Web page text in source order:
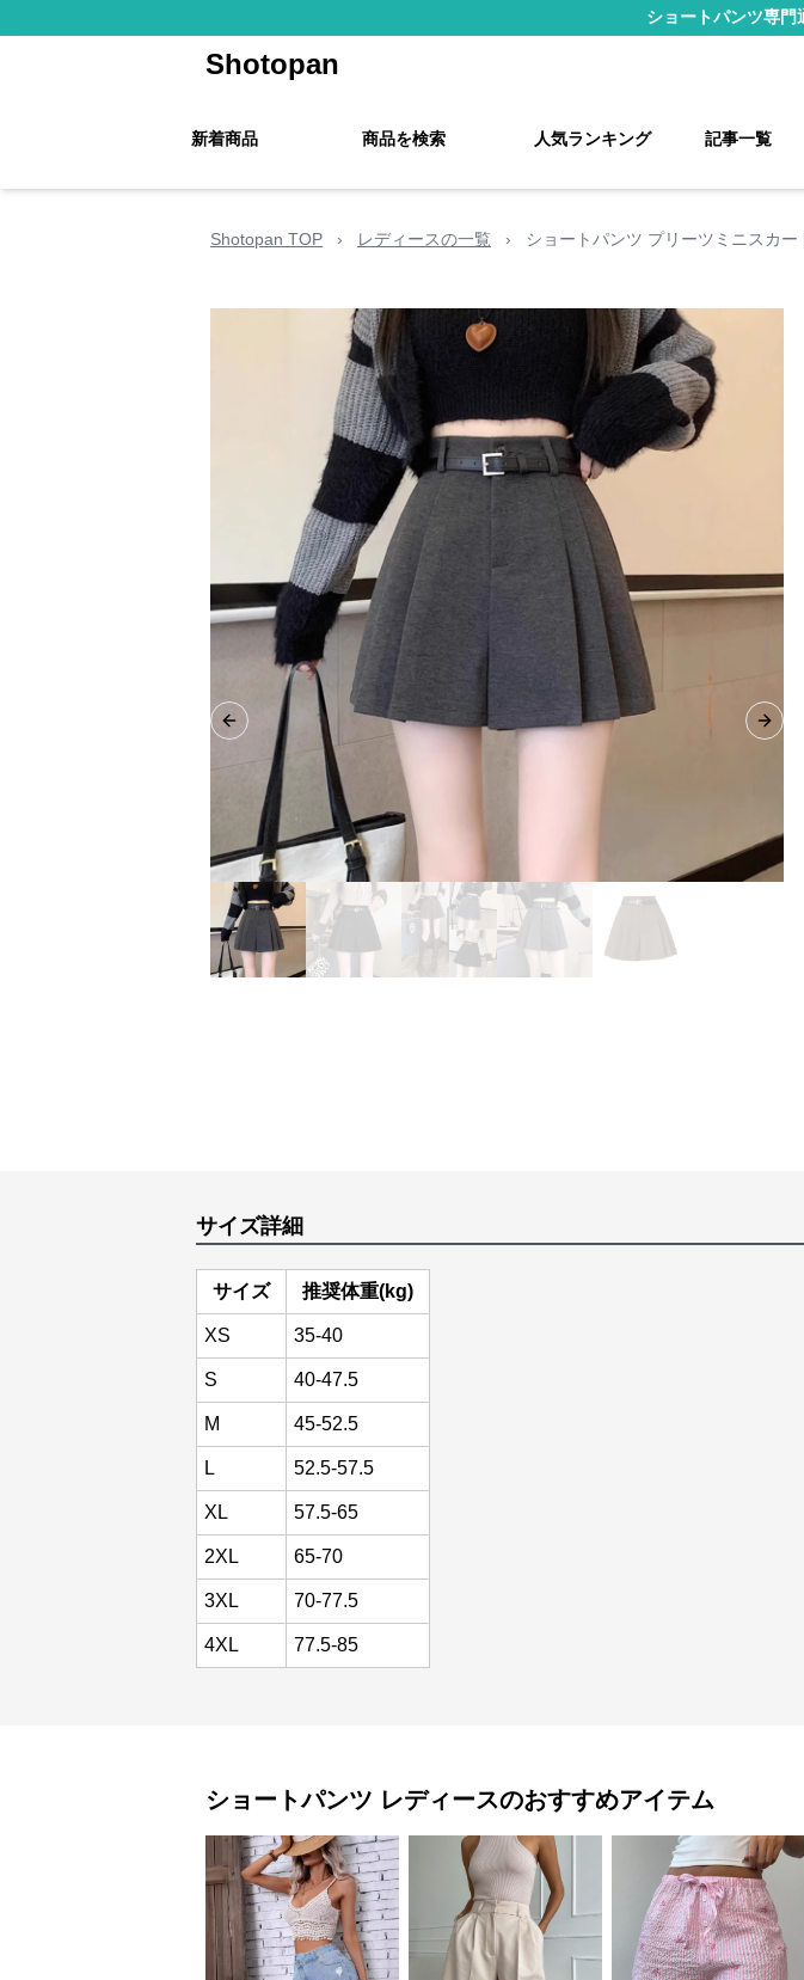
ショートパンツ専門
Shotopan
新着商品 商品を検索 人気ランキング 記事一覧
Shotopan TOP › レディースの一覧 › ショートパンツ プリーツミニスカー
Previous slide Next
サイズ詳細
サイズ 推奨体重(kg)
XS 35-40
S 40-47.5
M 45-52.5
L 52.5-57.5
XL 57.5-65
2XL 65-70
3XL 70-77.5
4XL 77.5-85
ショートパンツ レディースのおすすめアイテム